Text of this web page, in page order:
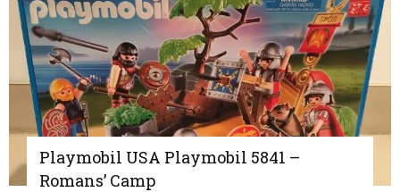
Playmobil USA Playmobil 5841 –
Romans’ Camp